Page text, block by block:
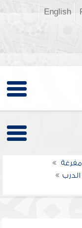
English